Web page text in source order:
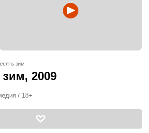
зим
зим, 2009
/ 18+